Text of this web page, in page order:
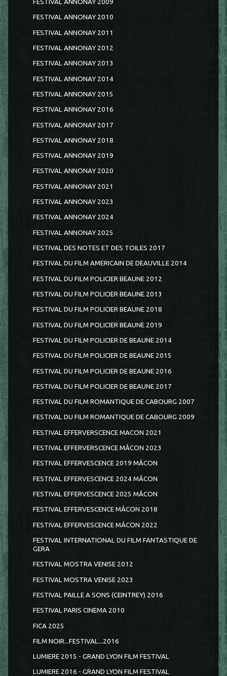
FESTIVAL ANNONAY 2009
FESTIVAL ANNONAY 2010
FESTIVAL ANNONAY 2011
FESTIVAL ANNONAY 2012
FESTIVAL ANNONAY 2013
FESTIVAL ANNONAY 2014
FESTIVAL ANNONAY 2015
FESTIVAL ANNONAY 2016
FESTIVAL ANNONAY 2017
FESTIVAL ANNONAY 2018
FESTIVAL ANNONAY 2019
FESTIVAL ANNONAY 2020
FESTIVAL ANNONAY 2021
FESTIVAL ANNONAY 2023
FESTIVAL ANNONAY 2024
FESTIVAL ANNONAY 2025
FESTIVAL DES NOTES ET DES TOILES 2017
FESTIVAL DU FILM AMERICAIN DE DEAUVILLE 2014
FESTIVAL DU FILM POLICIER BEAUNE 2012
FESTIVAL DU FILM POLICIER BEAUNE 2013
FESTIVAL DU FILM POLICIER BEAUNE 2018
FESTIVAL DU FILM POLICIER BEAUNE 2019
FESTIVAL DU FILM POLICIER DE BEAUNE 2014
FESTIVAL DU FILM POLICIER DE BEAUNE 2015
FESTIVAL DU FILM POLICIER DE BEAUNE 2016
FESTIVAL DU FILM POLICIER DE BEAUNE 2017
FESTIVAL DU FILM ROMANTIQUE DE CABOURG 2007
FESTIVAL DU FILM ROMANTIQUE DE CABOURG 2009
FESTIVAL EFFERVERSCENCE MACON 2021
FESTIVAL EFFERVERSCENCE MÂCON 2023
FESTIVAL EFFERVESCENCE 2019 MÂCON
FESTIVAL EFFERVESCENCE 2024 MÂCON
FESTIVAL EFFERVESCENCE 2025 MÂCON
FESTIVAL EFFERVESCENCE MÂCON 2018
FESTIVAL EFFERVESCENCE MÂCON 2022
FESTIVAL INTERNATIONAL DU FILM FANTASTIQUE DE
GERA
FESTIVAL MOSTRA VENISE 2012
FESTIVAL MOSTRA VENISE 2023
FESTIVAL PAILLE A SONS (CEINTREY) 2016
FESTIVAL PARIS CINEMA 2010
FICA 2025
FILM NOIR...FESTIVAL...2016
LUMIERE 2015 - GRAND LYON FILM FESTIVAL
LUMIERE 2016 - GRAND LYON FILM FESTIVAL